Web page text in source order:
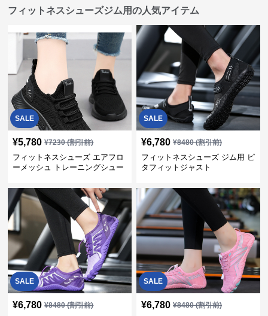
フィットネスシューズジム用の人気アイテム
SALE
¥5,780 ¥7230(割引前)
フィットネスシューズ エアフロ
ーメッシュ トレーニングシュー
SALE
¥6,780 ¥8480(割引前)
フィットネスシューズ ジム用 ピ
タフィットジャスト
SALE
¥6,780 ¥8480(割引前)
SALE
¥6,780 ¥8480(割引前)